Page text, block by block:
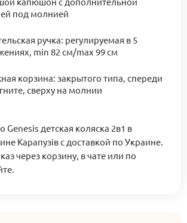
под молнией
ручка: регулируемая в 5
min 82 см/max 99 см
корзина: закрытого типа, спереди
сверху на молнии
Genesis детская коляска 2в1 в
Карапузів с доставкой по Украине.
через корзину, в чате или по